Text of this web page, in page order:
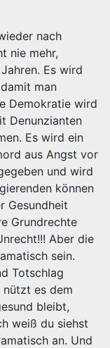
nach
nie mehr,
Es wird
man
Demokratie wird
Denunzianten
Es wird ein
aus Angst vor
und wird
können
Gesundheit
Grundrechte
Aber die
sein.
Totschlag
nützt es dem
bleibt,
weiß du siehst
an. Und